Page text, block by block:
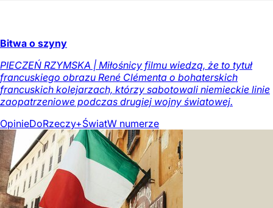
Bitwa o szyny
PIECZEŃ RZYMSKA | Miłośnicy filmu wiedzą, że to tytuł
francuskiego obrazu René Clémenta o bohaterskich
francuskich kolejarzach, którzy sabotowali niemieckie linie
zaopatrzeniowe podczas drugiej wojny światowej.
OpinieDoRzeczy+ŚwiatW numerze